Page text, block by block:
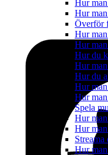
Hur
Hur
Överför
Hur
Hur
Hur du
Hur
Hur du
Hur
Hur
Spela
Hur
Hur
Hur